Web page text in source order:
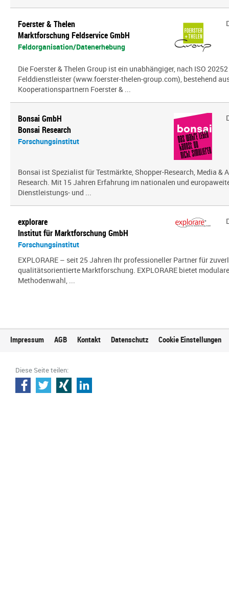
Foerster & Thelen
Marktforschung Feldservice GmbH
Feldorganisation/Datenerhebung
Die Foerster & Thelen Group ist ein unabhängiger, nach ISO
Felddienstleister (www.foerster-thelen-group.com), bestehend
Kooperationspartnern Foerster & ...
Bonsai GmbH
Bonsai Research
Forschungsinstitut
Bonsai ist Spezialist für Testmärkte, Shopper-Research, Media &
Research. Mit 15 Jahren Erfahrung im nationalen und
Dienstleistungs- und ...
explorare
Institut für Marktforschung GmbH
Forschungsinstitut
EXPLORARE – seit 25 Jahren Ihr professioneller Partner für
qualitätsorientierte Marktforschung. EXPLORARE bietet
Methodenwahl, ...
Impressum AGB Kontakt Datenschutz Cookie Einstellungen
Diese Seite teilen: